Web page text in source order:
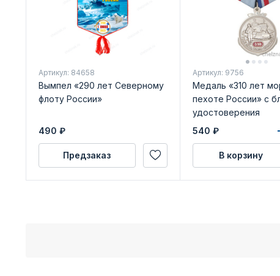
Артикул: 84658
Вымпел «290 лет Северному
флоту России»
490 ₽
Предзаказ
Артикул: 9756
Медаль «310 лет
пехоте России» с
удостоверения
540 ₽
В корзину